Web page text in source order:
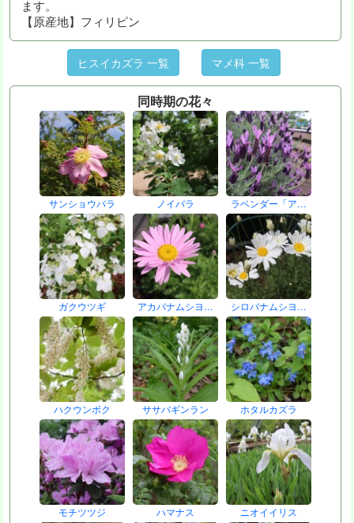
ます。
【原産地】フィリピン
ヒスイカズラ 一覧 マメ科 一覧
同時期の花々
サンショウバラ ノイバラ ラベンダー「ア…
ガクウツギ アカバナムシヨ… シロバナムシヨ…
ハクウンボク ササバギンラン ホタルカズラ
モチツツジ ハマナス ニオイイリス